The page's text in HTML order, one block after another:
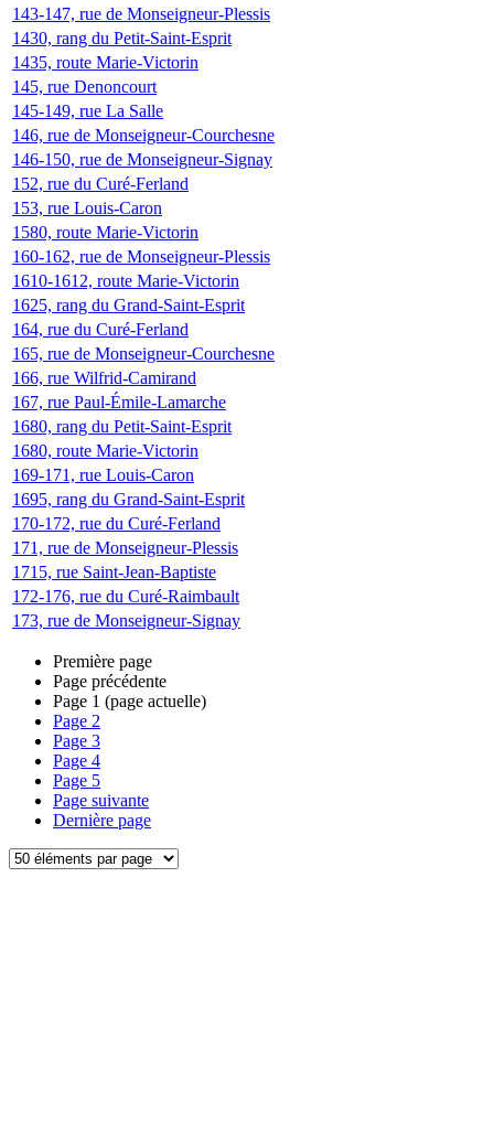
143-147, rue de Monseigneur-Plessis
1430, rang du Petit-Saint-Esprit
1435, route Marie-Victorin
145, rue Denoncourt
145-149, rue La Salle
146, rue de Monseigneur-Courchesne
146-150, rue de Monseigneur-Signay
152, rue du Curé-Ferland
153, rue Louis-Caron
1580, route Marie-Victorin
160-162, rue de Monseigneur-Plessis
1610-1612, route Marie-Victorin
1625, rang du Grand-Saint-Esprit
164, rue du Curé-Ferland
165, rue de Monseigneur-Courchesne
166, rue Wilfrid-Camirand
167, rue Paul-Émile-Lamarche
1680, rang du Petit-Saint-Esprit
1680, route Marie-Victorin
169-171, rue Louis-Caron
1695, rang du Grand-Saint-Esprit
170-172, rue du Curé-Ferland
171, rue de Monseigneur-Plessis
1715, rue Saint-Jean-Baptiste
172-176, rue du Curé-Raimbault
173, rue de Monseigneur-Signay
Première page
Page précédente
Page 1 (page actuelle)
Page 2
Page 3
Page 4
Page 5
Page suivante
Dernière page